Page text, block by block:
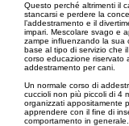
Questo perché altrimenti il
stancarsi e perdere la
l’addestramento e il
impari. Mescolare svago e
zampe influenzando la sua
base al tipo di servizio che
corso educazione riservato
addestramento per cani.
Un normale corso di
cuccioli non più piccoli di 4
organizzati appositamente
apprendere con il fine di
comportamento in generale.